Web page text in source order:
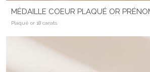
MÉDAILLE COEUR PLAQUÉ OR
Plaqué or 18 carats